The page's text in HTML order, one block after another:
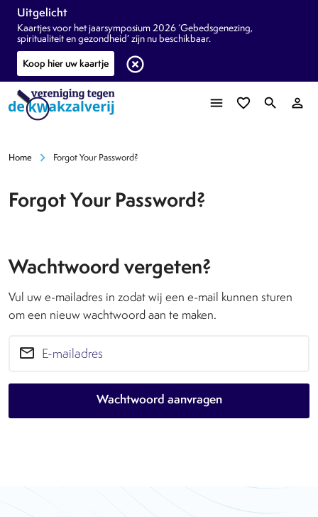
Uitgelicht
Kaartjes voor het jaarsymposium 2026 ‘Gebedsgenezing,
spiritualiteit en gezondheid’ zijn nu beschikbaar.
Koop hier uw kaartje
highlight_off
menu favorite_border search person_outline
Home chevron_right Forgot Your Password?
Forgot Your Password?
Wachtwoord vergeten?
Vul uw e-mailadres in zodat wij een e-mail kunnen sturen
om een nieuw wachtwoord aan te maken.
email